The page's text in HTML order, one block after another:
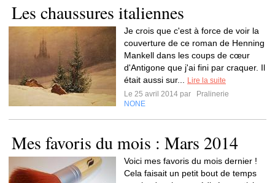
Les chaussures italiennes
Je crois que c'est à force de voir la
couverture de ce roman de Henning
Mankell dans les coups de cœur
d'Antigone que j'ai fini par craquer. Il
était aussi sur...
Lire la suite
Le 25 avril 2014 par
Pralinerie
NONE
Mes favoris du mois : Mars 2014
Voici mes favoris du mois dernier !
Cela faisait un petit bout de temps